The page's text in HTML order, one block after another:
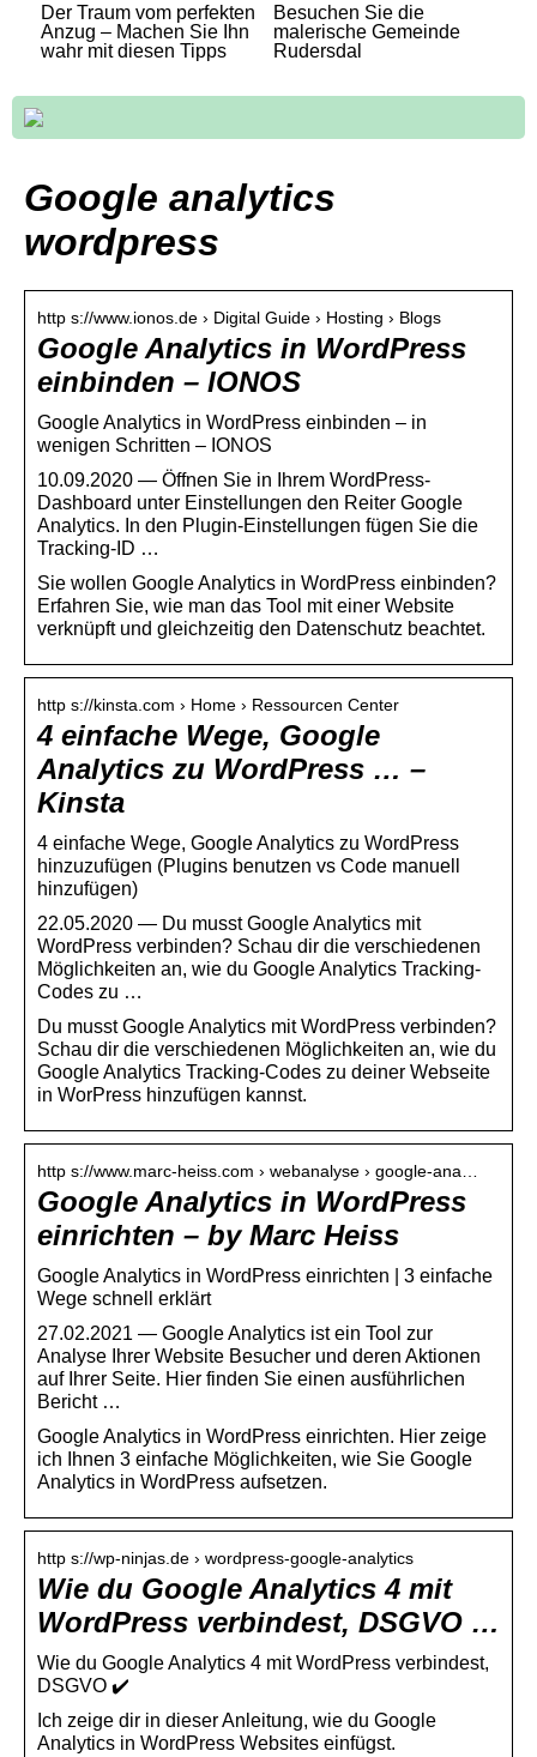
Der Traum vom perfekten
Anzug – Machen Sie Ihn
wahr mit diesen Tipps
Besuchen Sie die
malerische Gemeinde
Rudersdal
Google analytics
wordpress
http s://www.ionos.de › Digital Guide › Hosting › Blogs
Google Analytics in WordPress
einbinden – IONOS
Google Analytics in WordPress einbinden – in
wenigen Schritten – IONOS
10.09.2020 — Öffnen Sie in Ihrem WordPress-
Dashboard unter Einstellungen den Reiter Google
Analytics. In den Plugin-Einstellungen fügen Sie die
Tracking-ID …
Sie wollen Google Analytics in WordPress einbinden?
Erfahren Sie, wie man das Tool mit einer Website
verknüpft und gleichzeitig den Datenschutz beachtet.
http s://kinsta.com › Home › Ressourcen Center
4 einfache Wege, Google
Analytics zu WordPress … –
Kinsta
4 einfache Wege, Google Analytics zu WordPress
hinzuzufügen (Plugins benutzen vs Code manuell
hinzufügen)
22.05.2020 — Du musst Google Analytics mit
WordPress verbinden? Schau dir die verschiedenen
Möglichkeiten an, wie du Google Analytics Tracking-
Codes zu …
Du musst Google Analytics mit WordPress verbinden?
Schau dir die verschiedenen Möglichkeiten an, wie du
Google Analytics Tracking-Codes zu deiner Webseite
in WorPress hinzufügen kannst.
http s://www.marc-heiss.com › webanalyse › google-ana…
Google Analytics in WordPress
einrichten – by Marc Heiss
Google Analytics in WordPress einrichten | 3 einfache
Wege schnell erklärt
27.02.2021 — Google Analytics ist ein Tool zur
Analyse Ihrer Website Besucher und deren Aktionen
auf Ihrer Seite. Hier finden Sie einen ausführlichen
Bericht …
Google Analytics in WordPress einrichten. Hier zeige
ich Ihnen 3 einfache Möglichkeiten, wie Sie Google
Analytics in WordPress aufsetzen.
http s://wp-ninjas.de › wordpress-google-analytics
Wie du Google Analytics 4 mit
WordPress verbindest, DSGVO …
Wie du Google Analytics 4 mit WordPress verbindest,
DSGVO ✔️
Ich zeige dir in dieser Anleitung, wie du Google
Analytics in WordPress Websites einfügst.